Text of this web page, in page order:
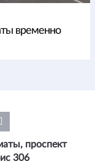
временно
проспект
306